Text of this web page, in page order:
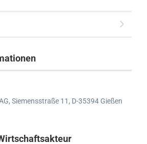
Siemensstraße 11, D-35394 Gießen